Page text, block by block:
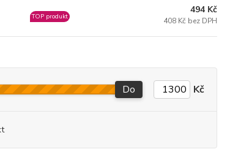
TOP produkt
494 Kč
408 Kč bez DPH
Do Kč